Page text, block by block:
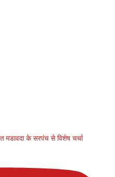
मडावदा के सरपंच से विशेष चर्चा